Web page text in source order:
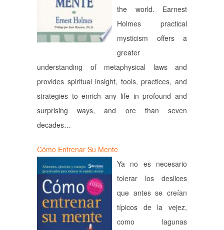
the world. Earnest
Holmes practical
mysticism offers a
greater
understanding of metaphysical laws and
provides spiritual insight, tools, practices, and
strategies to enrich any life in profound and
surprising ways, and ore than seven
decades…
Cómo Entrenar Su Mente
Ya no es necesario
tolerar los deslices
que antes se creían
típicos de la vejez,
como lagunas